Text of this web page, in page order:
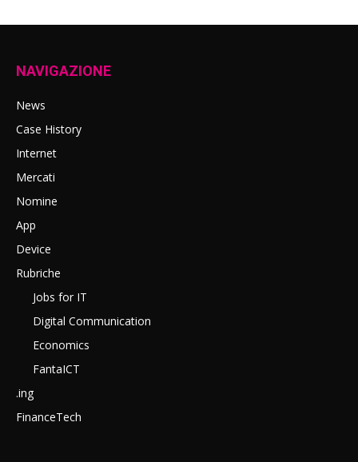
NAVIGAZIONE
News
Case History
Internet
Mercati
Nomine
App
Device
Rubriche
Jobs for IT
Digital Communication
Economics
FantaICT
.ing
FinanceTech